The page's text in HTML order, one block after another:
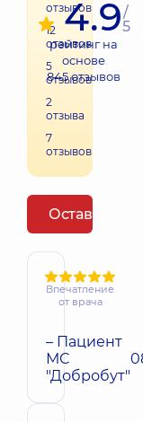
отзывов
12
отзывов
5
отзывов
2
отзыва
7
отзывов
4.9/
5
рейтинг на
основе
845отзывов
Оставить
Впечатление
от врача
– Пациент
МС
"Добробут"